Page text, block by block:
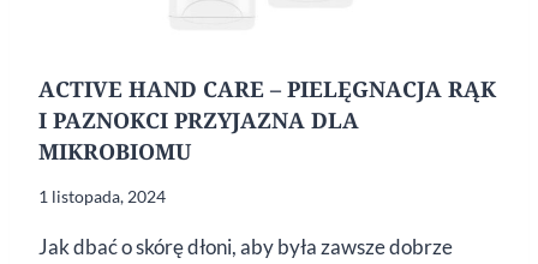
ACTIVE HAND CARE – PIELĘGNACJA RĄK
I PAZNOKCI PRZYJAZNA DLA
MIKROBIOMU
1 listopada, 2024
Jak dbać o skórę dłoni, aby była zawsze dobrze